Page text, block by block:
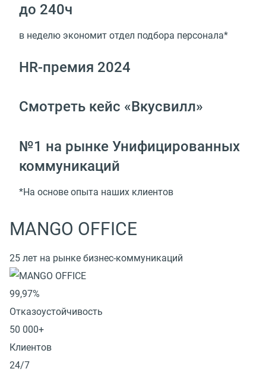
до 240ч
в неделю экономит отдел подбора персонала*
HR-премия 2024
Смотреть кейс «Вкусвилл»
№1 на рынке Унифицированных
коммуникаций
*На основе опыта наших клиентов
MANGO OFFICE
25 лет на рынке бизнес-коммуникаций
99,97%
Отказоустойчивость
50 000+
Клиентов
24/7